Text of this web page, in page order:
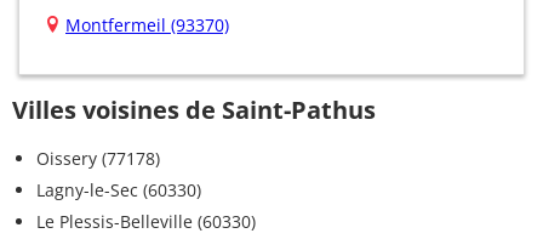
Montfermeil (93370)
Villes voisines de Saint-Pathus
Oissery (77178)
Lagny-le-Sec (60330)
Le Plessis-Belleville (60330)